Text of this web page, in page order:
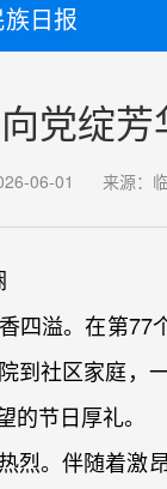
族日报
党绽芳
06-01 来源：
四溢。在第77
到社区家庭，
节日厚礼。
烈。伴随着激